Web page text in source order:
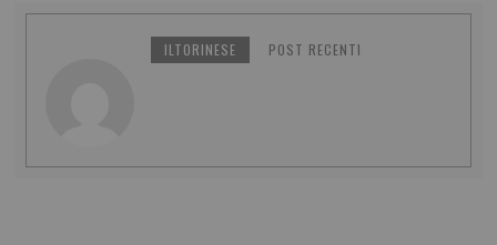
ILTORINESE POST RECENTI